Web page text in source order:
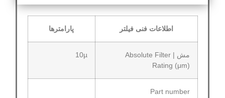
اطلاعات فنی فیلتر پارامترها
مش | Absolute Filter
Rating (μm)
10µ
Part number